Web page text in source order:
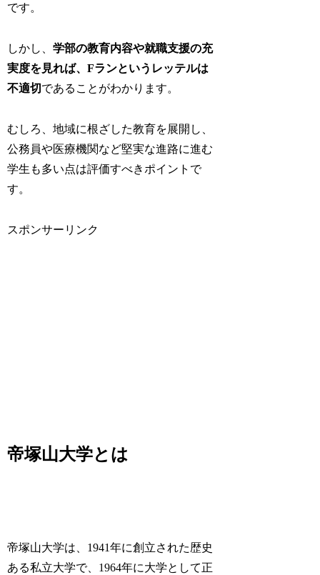
です。
しかし、学部の教育内容や就職支援の充
実度を見れば、Fランというレッテルは
不適切であることがわかります。
むしろ、地域に根ざした教育を展開し、
公務員や医療機関など堅実な進路に進む
学生も多い点は評価すべきポイントで
す。
スポンサーリンク
帝塚山大学とは
帝塚山大学は、1941年に創立された歴史
ある私立大学で、1964年に大学として正